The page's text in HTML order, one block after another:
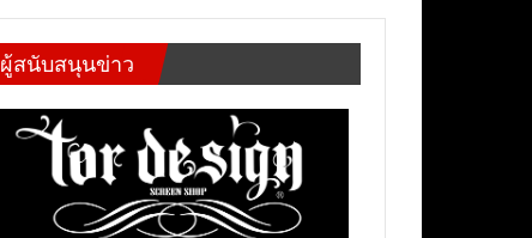
ผู้สนับสนุนข่าว